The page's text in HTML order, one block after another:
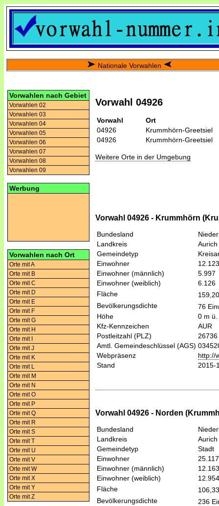
Nationale Vorwahlen
Vorwahlen nach Gebiet
Vorwahlen 02
Vorwahlen 03
Vorwahlen 04
Vorwahlen 05
Vorwahlen 06
Vorwahlen 07
Vorwahlen 08
Vorwahlen 09
Werbung
Vorwahlen nach Ort
Orte mit A
Orte mit B
Orte mit C
Orte mit D
Orte mit E
Orte mit F
Orte mit G
Orte mit H
Orte mit I
Orte mit J
Orte mit K
Orte mit L
Orte mit M
Orte mit N
Orte mit O
Orte mit P
Orte mit Q
Orte mit R
Orte mit S
Orte mit T
Orte mit U
Orte mit V
Orte mit W
Orte mit X
Orte mit Y
Orte mit Z
Vorwahl 04926
Vorwahl
Ort
04926
Krummhörn-Greetsiel
04926
Krummhörn-Greetsiel
Weitere Orte in der Umgebung
Vorwahl 04926 - Krummhörn
Bundesland
Landkreis
Aurich
Gemeindetyp
Einwohner
12.123
Einwohner (männlich)
5.997
Einwohner (weiblich)
6.126
Fläche
Bevölkerungsdichte
76
Höhe
0 m ü.
Kfz-Kennzeichen
AUR
Postleitzahl (PLZ)
26736
Amtl. Gemeindeschlüssel (AGS)
Webpräsenz
http://
Stand
2015-
Vorwahl 04926 - Norden
Bundesland
Landkreis
Aurich
Gemeindetyp
Stadt
Einwohner
25.117
Einwohner (männlich)
12.163
Einwohner (weiblich)
12.954
Fläche
Bevölkerungsdichte
236